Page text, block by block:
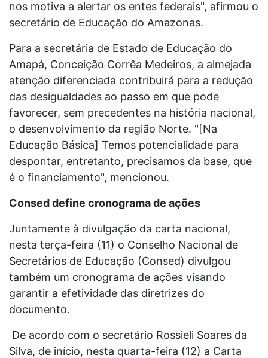
nos motiva a alertar os entes federais", afirmou o
secretário de Educação do Amazonas.
Para a secretária de Estado de Educação do
Amapá, Conceição Corrêa Medeiros, a almejada
atenção diferenciada contribuirá para a redução
das desigualdades ao passo em que pode
favorecer, sem precedentes na história nacional,
o desenvolvimento da região Norte. "[Na
Educação Básica] Temos potencialidade para
despontar, entretanto, precisamos da base, que
é o financiamento", mencionou.
Consed define cronograma de ações
Juntamente à divulgação da carta nacional,
nesta terça-feira (11) o Conselho Nacional de
Secretários de Educação (Consed) divulgou
também um cronograma de ações visando
garantir a efetividade das diretrizes do
documento.
De acordo com o secretário Rossieli Soares da
Silva, de início, nesta quarta-feira (12) a Carta